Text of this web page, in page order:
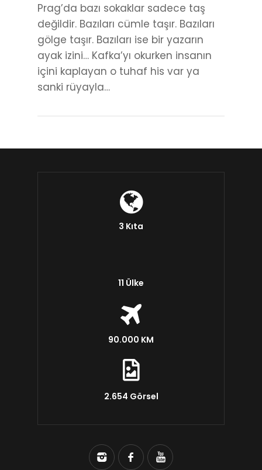
Prag’da bazı sokaklar sadece taş
değildir. Bazıları cümle taşır. Bazıları
gölge taşır. Bazıları ise bir yazarın
ayak izini… Kafka’yı okurken insanın
içini kaplayan o tuhaf his var ya
sanki rüyayla…
3 Kıta
11 Ülke
90.000 KM
2.654 Görsel